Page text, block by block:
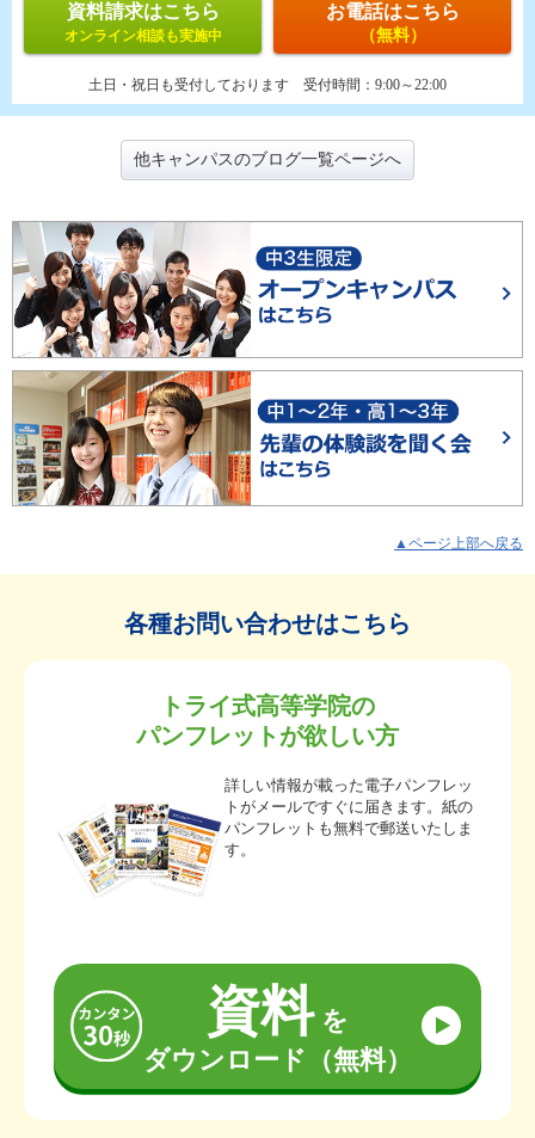
資料請求はこちら
オンライン相談も実施中
お電話はこちら
（無料）
土日・祝日も受付しております 受付時間： 9:00～22:00
他キャンパスのブログ一覧ページへ
▲ページ上部へ戻る
各種お問い合わせはこちら
トライ式高等学院の
パンフレットが欲しい方
詳しい情報が載った電子パンフレッ
トがメールですぐに届きます。紙の
パンフレットも無料で郵送いたしま
す。
資料を
ダウンロード（無料）